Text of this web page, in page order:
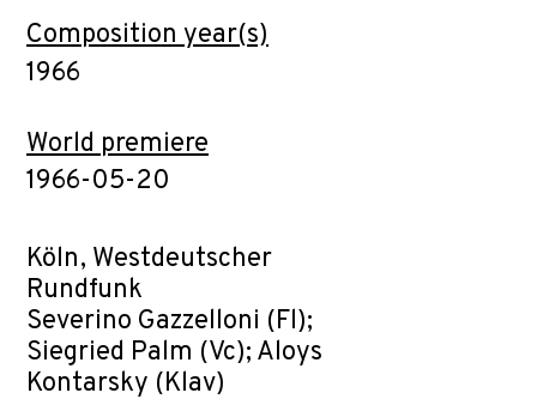
Composition year(s)
1966
World premiere
1966-05-20
Köln, Westdeutscher
Rundfunk
Severino Gazzelloni (Fl);
Siegried Palm (Vc); Aloys
Kontarsky (Klav)